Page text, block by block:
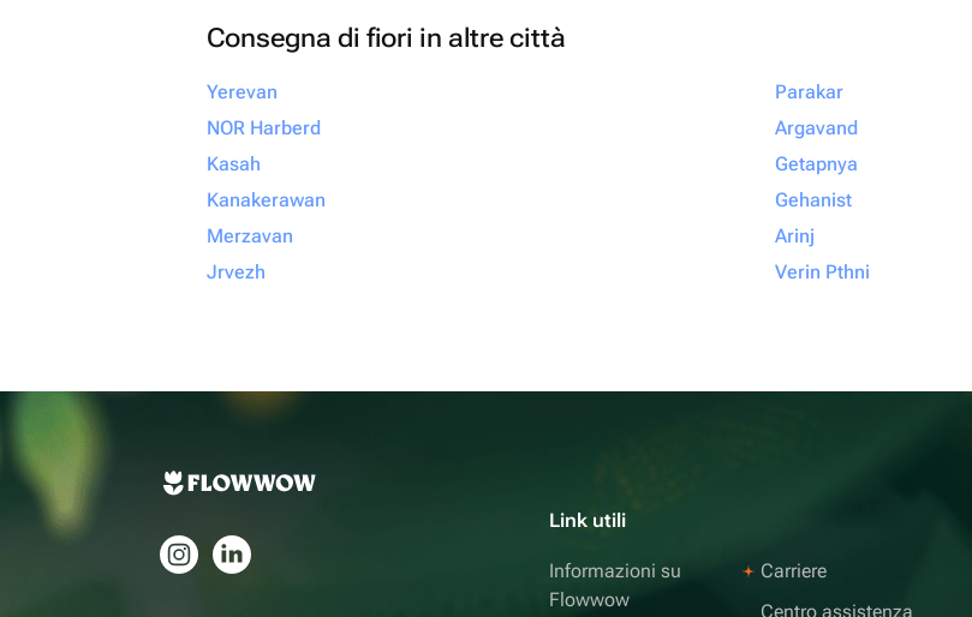
Consegna di fiori in altre città
Yerevan
NOR Harberd
Kasah
Kanakerawan
Merzavan
Jrvezh
Parakar
Argavand
Getapnya
Gehanist
Arinj
Verin Pthni
Link utili
Informazioni su
Flowwow
Carriere
Centro assistenza